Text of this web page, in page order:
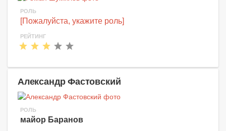
РОЛЬ
[Пожалуйста, укажите роль]
РЕЙТИНГ
Александр Фастовский
РОЛЬ
майор Баранов